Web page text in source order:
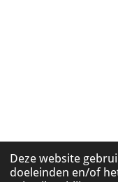
Deze website
doeleinden en/of